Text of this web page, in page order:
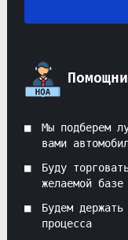
Мы подберем
вами
Буду
желаемой
Будем
процесса